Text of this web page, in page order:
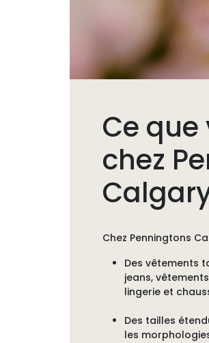
Ce
chez
Chez Penningtons
Des vêtements
jeans,
lingerie et
Des tailles
les